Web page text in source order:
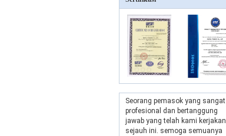
Seorang pemasok yang sangat
profesional dan bertanggung
jawab yang telah kami kerjakan
sejauh ini. semoga semuanya